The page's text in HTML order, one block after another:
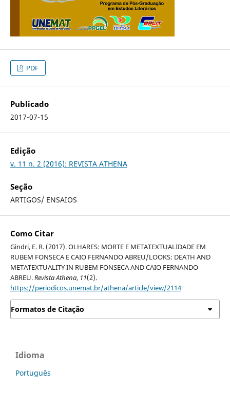
PDF
Publicado
2017-07-15
Edição
v. 11 n. 2 (2016): REVISTA ATHENA
Seção
ARTIGOS/ ENSAIOS
Como Citar
Gindri, E. R. (2017). OLHARES: MORTE E METATEXTUALIDADE EM
RUBEM FONSECA E CAIO FERNANDO ABREU/LOOKS: DEATH AND
METATEXTUALITY IN RUBEM FONSECA AND CAIO FERNANDO
ABREU.Revista Athena, 11(2).
https://periodicos.unemat.br/athena/article/view/2114
Formatos de Citação
Idioma
Português